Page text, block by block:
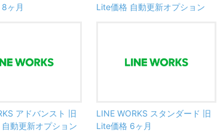
ヶ月
Lite価格 自動更新オプション
アドバンスト 旧
動更新オプション
LINE WORKS スタンダード 旧
Lite価格 6ヶ月